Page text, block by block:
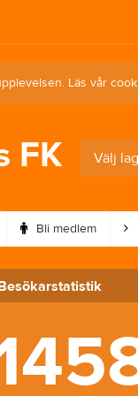
Läs vår
FK Välj lag
Bli medlem